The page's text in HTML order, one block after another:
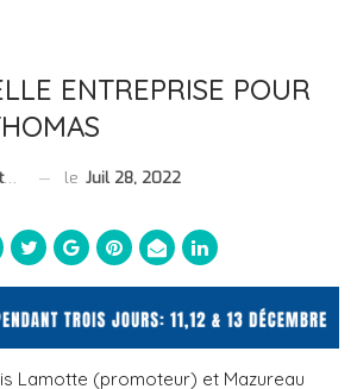
ENTREPRISE POUR
le Juil 28, 2022
Lamotte (promoteur) et Mazureau